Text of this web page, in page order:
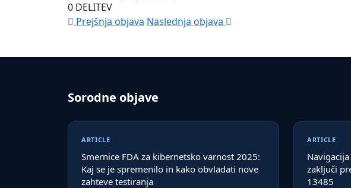
0 DELITEV
Prejšnja objava Naslednja objava
Sorodne objave
ARTICLE
Smernice FDA za kibernetsko varnost 2025:
Kaj se je spremenilo in kako obvladati nove
zahteve testiranja
ARTICLE
zaključi
13485